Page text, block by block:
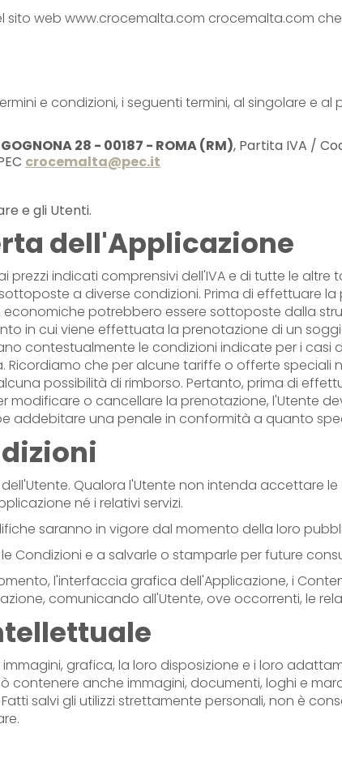
sito web www.crocemalta.com crocemalta.com
e condizioni, i seguenti termini, al singolare e al
28 - 00187 - ROMA (RM), Partita IVA /
crocemalta@pec.it
e gli Utenti.
dell'Applicazione
indicati comprensivi dell'IVA e di tutte le altre
a diverse condizioni. Prima di effettuare
potrebbero essere sottoposte dalla
in cui viene effettuata la prenotazione di un
contestualmente le condizioni indicate per i casi
che per alcune tariffe o offerte speciali
possibilità di rimborso. Pertanto, prima di
o cancellare la prenotazione, l'Utente
addebitare una penale in conformità a quanto
Qualora l'Utente non intenda accettare
né i relativi servizi.
saranno in vigore dal momento della loro
Condizioni e a salvarle o stamparle per future
l'interfaccia grafica dell'Applicazione, i
comunicando all'Utente, ove occorrenti, le
grafica, la loro disposizione e i loro
anche immagini, documenti, loghi e
salvi gli utilizzi strettamente personali, non è